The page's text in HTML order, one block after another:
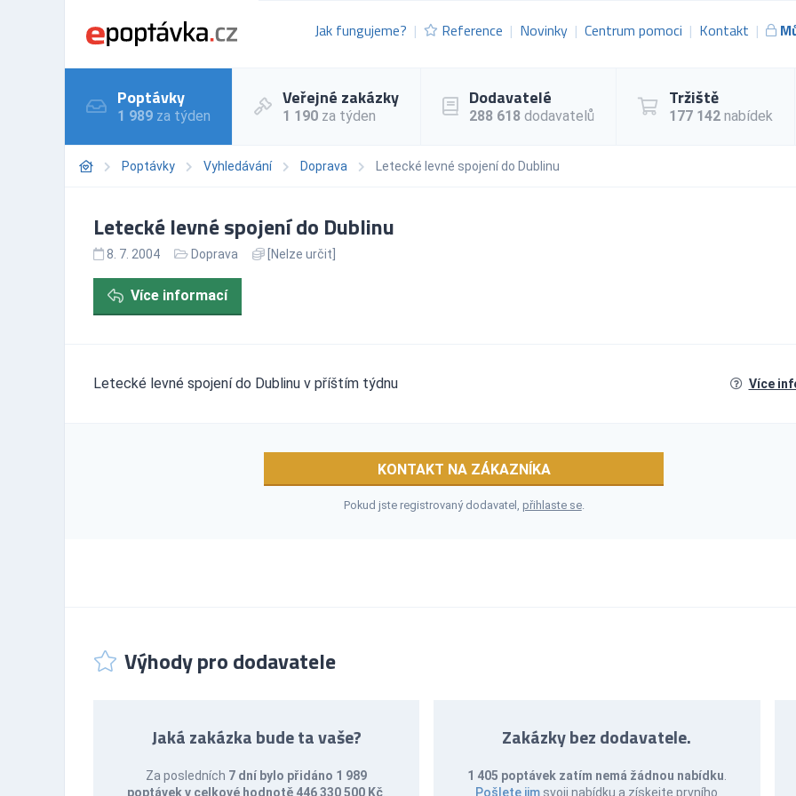
Jak fungujeme? Reference Novinky Centrum pomoci Kontakt
Poptávky
1 989 za týden
Veřejné zakázky
1 190 za týden
Dodavatelé
288 618 dodavatelů
Tržiště
177 142 nabídek
Poptávky Vyhledávání Doprava Letecké levné spojení do Dublinu
Letecké levné spojení do Dublinu
8. 7. 2004 Doprava [Nelze určit]
Více informací
Letecké levné spojení do Dublinu v příštím týdnu Více
KONTAKT NA ZÁKAZNÍKA
Pokud jste registrovaný dodavatel, přihlaste se.
Výhody pro dodavatele
Jaká zakázka bude ta vaše?
Za posledních 7 dní bylo přidáno 1 989
poptávek v celkové hodnotě 446 330 500 Kč
Zakázky bez dodavatele.
1 405 poptávek zatím nemá žádnou nabídku
Pošlete jim svoji nabídku a získejte prvního